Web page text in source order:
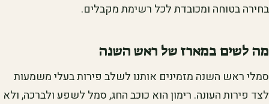
בחירה בטוחה ומכובדת לכל רשימת מקבלים.
מה לשים במארז של ראש השנה
סמלי ראש השנה מזמינים אותנו לשלב פירות בעלי משמעות
לצד פירות העונה. רימון הוא כוכב החג, סמל לשפע ולברכה, ולא